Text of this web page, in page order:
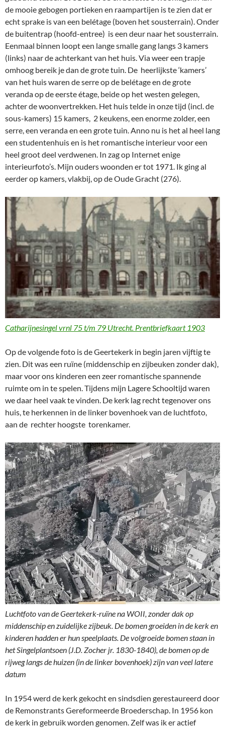
de mooie gebogen portieken en raampartijen is te zien dat er
echt sprake is van een belétage (boven het sousterrain). Onder
de buitentrap (hoofd-entree) is een deur naar het sousterrain.
Eenmaal binnen loopt een lange smalle gang langs 3 kamers
(links) naar de achterkant van het huis. Via weer een trapje
omhoog bereik je dan de grote tuin. De heerlijkste ‘kamers’
van het huis waren de serre op de belétage en de grote
veranda op de eerste étage, beide op het westen gelegen,
achter de woonvertrekken. Het huis telde in onze tijd (incl. de
sous-kamers) 15 kamers, 2 keukens, een enorme zolder, een
serre, een veranda en een grote tuin. Anno nu is het al heel lang
een studentenhuis en is het romantische interieur voor een
heel groot deel verdwenen. In zag op Internet enige
interieurfoto’s. Mijn ouders woonden er tot 1971. Ik ging al
eerder op kamers, vlakbij, op de Oude Gracht (276).
Catharijnesingel vrnl 75 t/m 79 Utrecht. Prentbriefkaart 1903
Op de volgende foto is de Geertekerk in begin jaren vijftig te
zien. Dit was een ruïne (middenschip en zijbeuken zonder dak),
maar voor ons kinderen een zeer romantische spannende
ruimte om in te spelen. Tijdens mijn Lagere Schooltijd waren
we daar heel vaak te vinden. De kerk lag recht tegenover ons
huis, te herkennen in de linker bovenhoek van de luchtfoto,
aan de rechter hoogste torenkamer.
Luchtfoto van de Geertekerk-ruïne na WOII, zonder dak op
middenschip en zuidelijke zijbeuk. De bomen groeiden in de kerk en
kinderen hadden er hun speelplaats. De volgroeide bomen staan in
het Singelplantsoen (J.D. Zocher jr. 1830-1840), de bomen op de
rijweg langs de huizen (in de linker bovenhoek) zijn van veel latere
datum
In 1954 werd de kerk gekocht en sindsdien gerestaureerd door
de Remonstrants Gereformeerde Broederschap. In 1956 kon
de kerk in gebruik worden genomen. Zelf was ik er actief